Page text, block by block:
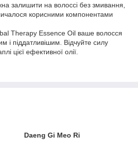
залишити на волоссі без змивання,
корисними компонентами
Therapy Essence Oil ваше волосся
і піддатливішим. Відчуйте силу
цієї ефективної олії.
Daeng Gi Meo Ri